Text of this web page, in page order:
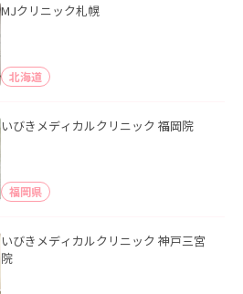
MJクリニック札幌
北海道
いびきメディカルクリニック 福岡院
福岡県
いびきメディカルクリニック 神戸三宮
院